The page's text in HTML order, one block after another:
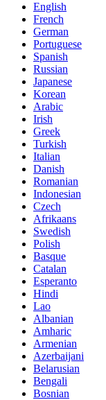
English
French
German
Portuguese
Spanish
Russian
Japanese
Korean
Arabic
Irish
Greek
Turkish
Italian
Danish
Romanian
Indonesian
Czech
Afrikaans
Swedish
Polish
Basque
Catalan
Esperanto
Hindi
Lao
Albanian
Amharic
Armenian
Azerbaijani
Belarusian
Bengali
Bosnian